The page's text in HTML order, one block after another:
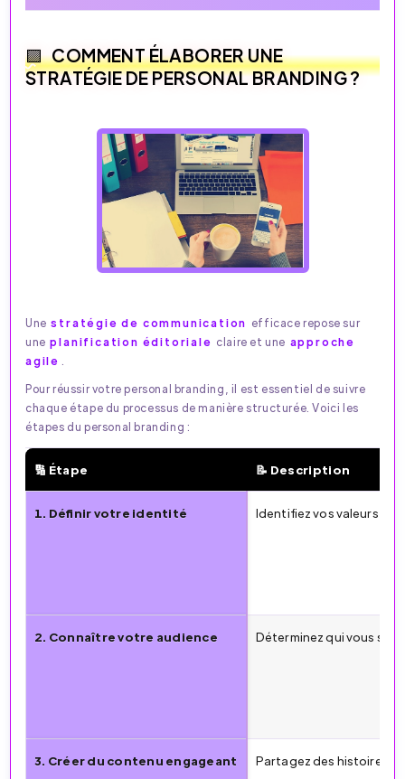
COMMENT ÉLABORER UNE
STRATÉGIE DE PERSONAL BRANDING ?
Une stratégie de communication efficace repose sur
une planification éditoriale claire et une approche
agile
Pour réussir votre personal branding, il est essentiel de suivre
chaque étape du processus de manière structurée. Voici les
étapes du personal branding :
🚀 4 étapes clés pour élaborer votre stratégie de
🔢 Étape 📝 Description
1. Définir votre identité Identifiez vos valeurs,
2. Connaître votre audience Déterminez qui vous
3. Créer du contenu engageant Partagez des histoires